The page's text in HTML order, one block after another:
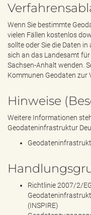
Wenn Sie bestimmte
vielen Fällen kostenlos
sollte oder Sie die Daten
sich an das Landesamt
Sachsen-Anhalt wenden.
Kommunen Geodaten zur
Hinweise
Weitere Informationen
Geodateninfrastruktur
Richtlinie 2007/2/
(INSPIRE)